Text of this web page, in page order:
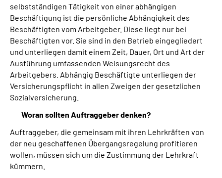
Mein Kundenportal
selbstständigen Tätigkeit von einer abhängigen
Beschäftigung ist die persönliche Abhängigkeit des
Beschäftigten vom Arbeitgeber. Diese liegt nur bei
Beschäftigten vor. Sie sind in den Betrieb eingegliedert
und unterliegen damit einem Zeit, Dauer, Ort und Art der
Ausführung umfassenden Weisungsrecht des
Arbeitgebers. Abhängig Beschäftigte unterliegen der
Versicherungspflicht in allen Zweigen der gesetzlichen
Sozialversicherung.
Woran sollten Auftraggeber denken?
Auftraggeber, die gemeinsam mit ihren L ehrkräften von
der neu geschaffenen Übergangsregelung profitieren
wollen, müssen sich um die Zustimmung der Lehrkraft
kümmern.